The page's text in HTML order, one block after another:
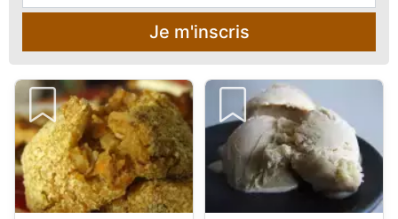
Je m'inscris